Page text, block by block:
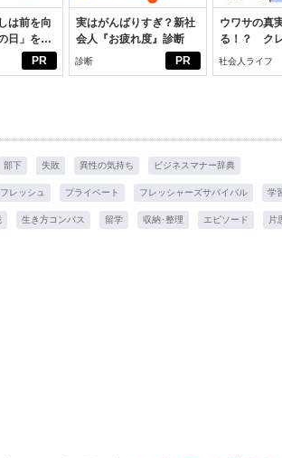
PR
は前を向
日」を前
エリ・大
PR
実はがんばりすぎ？新社
会人『お疲れ度』診断
診断
ウワサの真
る！？ ク
ドの都市伝説
社会人ライフ
部下 失敗 異性の気持ち ビジネスマナー辞典
レッシュ プライベート フレッシャーズサバイバル 学
生き方コンパス 留学 収納･整理 エピソード 片